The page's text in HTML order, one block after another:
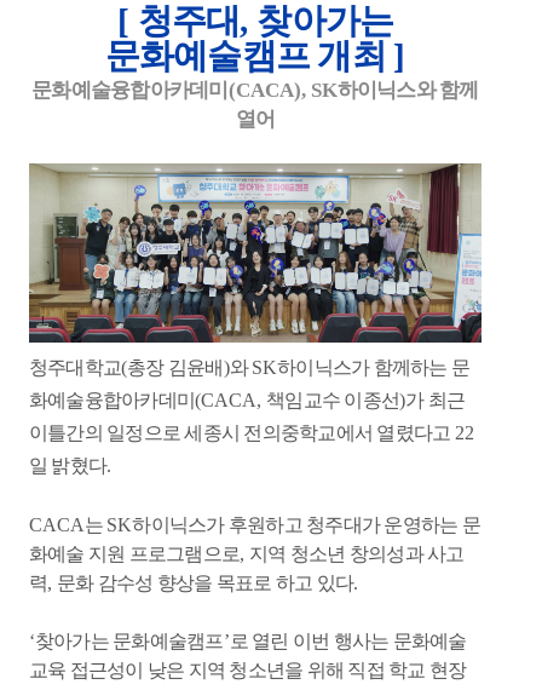
[ 청주대, 찾아가는
문화예술캠프 개최 ]
문화예술융합아카데미 (CACA), SK하이닉스와 함께
열어
청주대학교(총장 김윤배)와SK하이닉스가 함께하는 문
화예술융합아카데미(CACA, 책임교수 이종선)가 최근
이틀간의 일정으로 세종시 전의중학교에서 열렸다고 22
일 밝혔다.
CACA는 SK하이닉스가 후원하고 청주대가 운영하는 문
화예술 지원 프로그램으로, 지역 청소년 창의성과 사고
력, 문화 감수성 향상을 목표로 하고 있다.
‘찾아가는 문화예술캠프’ 로 열린 이번 행사는 문화예술
교육 접근성이 낮은 지역 청소년을 위해 직접 학교 현장